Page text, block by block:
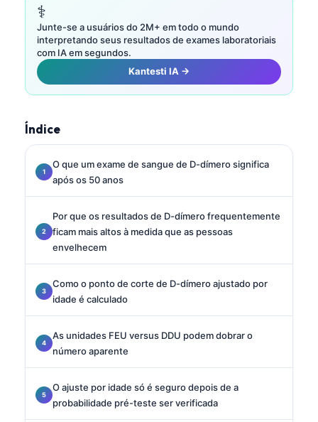
⚕️
Junte-se a usuários do 2M+ em todo o mundo
interpretando seus resultados de exames laboratoriais
com IA em segundos.
Kantesti IA →
Índice
O que um exame de sangue de D-dímero significa
após os 50 anos
Por que os resultados de D-dímero frequentemente
ficam mais altos à medida que as pessoas
envelhecem
Como o ponto de corte de D-dímero ajustado por
idade é calculado
As unidades FEU versus DDU podem dobrar o
número aparente
O ajuste por idade só é seguro depois de a
probabilidade pré-teste ser verificada